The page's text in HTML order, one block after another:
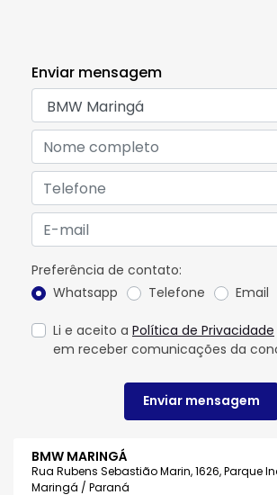
BMW MARINGÁ
Rua Rubens Sebastião Marin, 1626, Parque
Maringá / Paraná
Enviar mensagem
Preferência de contato:
Whatsapp
Telefone Email
Li e aceito a Política de Privacidade
em receber comunicações da
Enviar mensagem